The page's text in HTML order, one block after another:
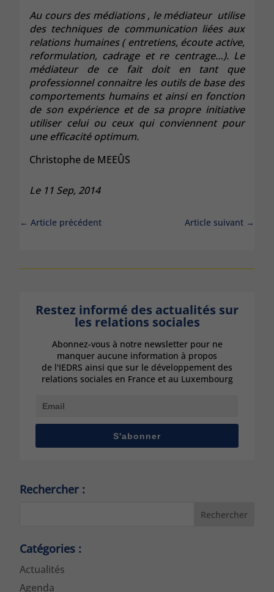
Au cours des médiations , le médiateur utilise
des techniques de communication liées aux
relations humaines ( entretiens, écoute active,
reformulation, cadrage et re centrage…). Le
médiateur de ce fait doit en tant que
professionnel connaitre les outils de base des
comportements humains et ainsi en fonction
de son expérience et de sa propre initiative
utiliser celui ou ceux qui conviennent pour
une efficacité optimum.
Christophe de MEEÛS
Le 11 Sep, 2014
← Article précédent Article suivant →
Restez informé des actualités sur
les relations sociales
Abonnez-vous à notre newsletter pour ne
manquer aucune information à propos
de l'IEDRS ainsi que sur le développement des
relations sociales en France et au Luxembourg
S'abonner
Rechercher :
Rechercher
Catégories :
Actualités
Agenda